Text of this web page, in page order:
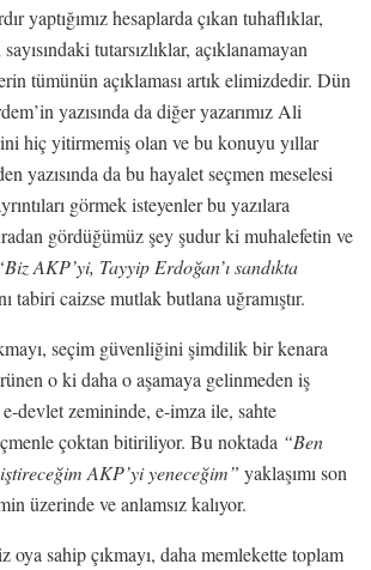
yaptığımız hesaplarda çıkan tuhaflıklar,
tutarsızlıklar, açıklanamayan
tümünün açıklaması artık elimizdedir. Dün
yazısında da diğer yazarımız Ali
hiç yitirmemiş olan ve bu konuyu yıllar
yazısında da bu hayalet seçmen meselesi
görmek isteyenler bu yazılara
gördüğümüz şey şudur ki muhalefetin ve
AKP’yi, Tayyip Erdoğan’ı sandıkta
tabiri caizse mutlak butlana uğramıştır.
seçim güvenliğini şimdilik bir kenara
o ki daha o aşamaya gelinmeden iş
devlet zemininde, e-imza ile, sahte
çoktan bitiriliyor. Bu noktada “Ben
AKP’yi yeneceğim” yaklaşımı son
üzerinde ve anlamsız kalıyor.
oya sahip çıkmayı, daha memlekette toplam